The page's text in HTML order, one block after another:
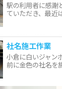
駅の利用者に感謝
ていただき、最近
社名施工作業
小倉に白いジャン
前に金色の社名を